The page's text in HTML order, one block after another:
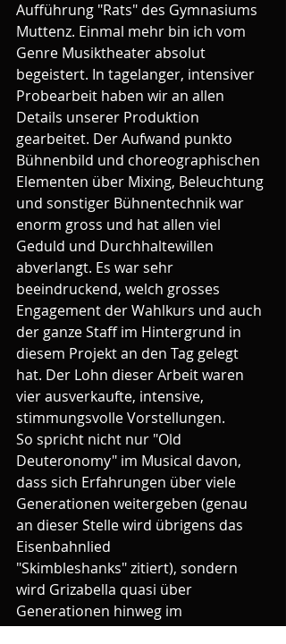
Aufführung "Rats" des Gymnasiums
Muttenz. Einmal mehr bin ich vom
Genre Musiktheater absolut
begeistert. In tagelanger, intensiver
Probearbeit haben wir an allen
Details unserer Produktion
gearbeitet. Der Aufwand punkto
Bühnenbild und choreographischen
Elementen über Mixing, Beleuchtung
und sonstiger Bühnentechnik war
enorm gross und hat allen viel
Geduld und Durchhaltewillen
abverlangt. Es war sehr
beeindruckend, welch grosses
Engagement der Wahlkurs und auch
der ganze Staff im Hintergrund in
diesem Projekt an den Tag gelegt
hat. Der Lohn dieser Arbeit waren
vier ausverkaufte, intensive,
stimmungsvolle Vorstellungen.
So spricht nicht nur "Old
Deuteronomy" im Musical davon,
dass sich Erfahrungen über viele
Generationen weitergeben (genau
an dieser Stelle wird übrigens das
Eisenbahnlied
"Skimbleshanks" zitiert), sondern
wird Grizabella quasi über
Generationen hinweg im
Eilzugtempo aus den 80-er Jahren ins